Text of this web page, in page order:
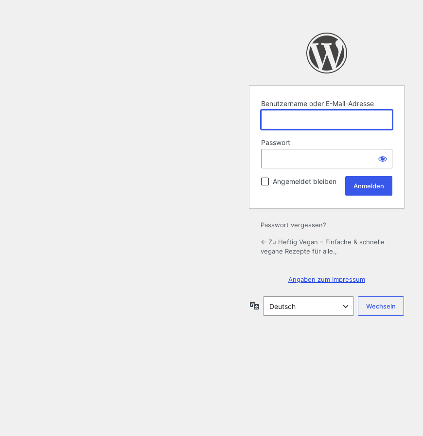
Benutzername oder E-Mail-Adresse
Passwort
Angemeldet bleiben
Passwort vergessen?
← Zu Heftig Vegan – Einfache & schnelle
vegane Rezepte für alle.,
Angaben zum Impressum​
Sprache